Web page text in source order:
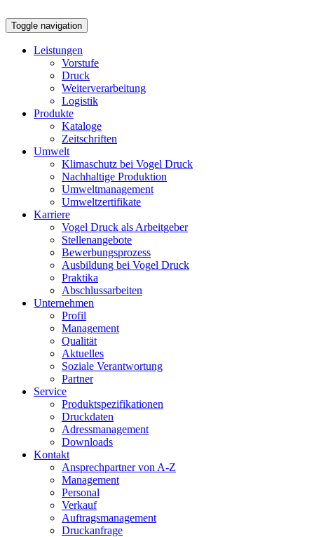
Toggle navigation
Leistungen
Vorstufe
Druck
Weiterverarbeitung
Logistik
Produkte
Kataloge
Zeitschriften
Umwelt
Klimaschutz bei Vogel Druck
Nachhaltige Produktion
Umweltmanagement
Umweltzertifikate
Karriere
Vogel Druck als Arbeitgeber
Stellenangebote
Bewerbungsprozess
Ausbildung bei Vogel Druck
Praktika
Abschlussarbeiten
Unternehmen
Profil
Management
Qualität
Aktuelles
Soziale Verantwortung
Partner
Service
Produktspezifikationen
Druckdaten
Adressmanagement
Downloads
Kontakt
Ansprechpartner von A-Z
Management
Personal
Verkauf
Auftragsmanagement
Druckanfrage